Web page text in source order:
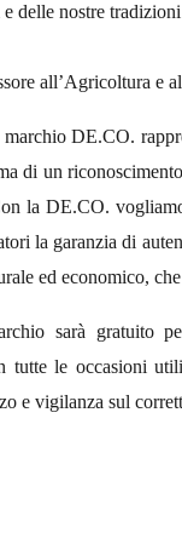
delle nostre
all’Agricoltura e
marchio DE.CO.
di un
la DE.CO.
la garanzia di
ed economico,
sarà gratuito
tutte le occasioni
e vigilanza sul